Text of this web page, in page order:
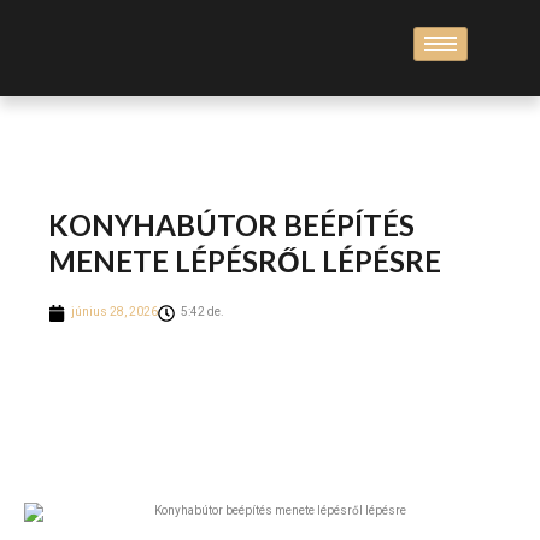
KONYHABÚTOR BEÉPÍTÉS
MENETE LÉPÉSRŐL LÉPÉSRE
június 28, 2026 5:42 de.